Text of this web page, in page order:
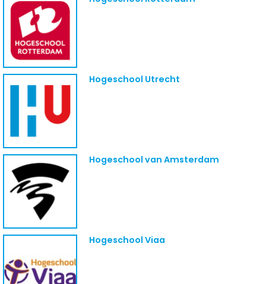
Hogeschool Utrecht
Hogeschool van Amsterdam
Hogeschool Viaa